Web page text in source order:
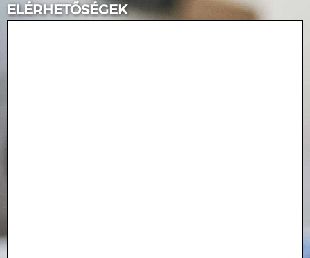
ELÉRHETŐSÉGEK